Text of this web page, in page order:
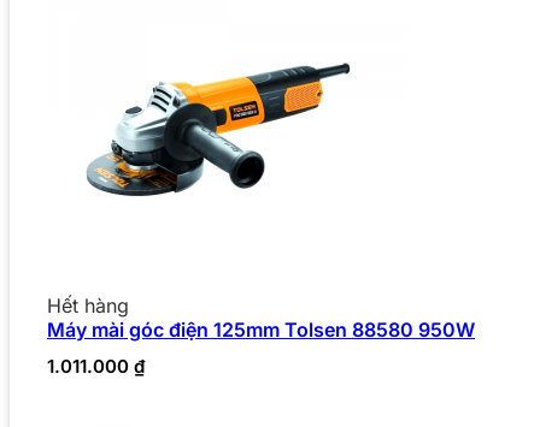
Hết hàng
Máy mài góc điện 125mm Tolsen 88580 950W
1.011.000 ₫